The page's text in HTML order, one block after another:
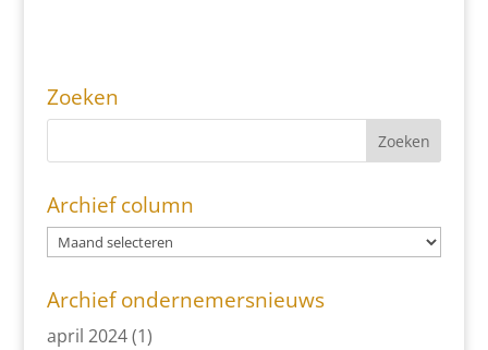
Zoeken
Archief column
Archief ondernemersnieuws
april 2024(1)